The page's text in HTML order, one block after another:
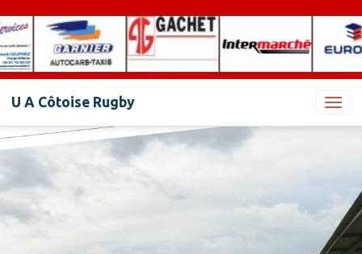
U A Côtoise Rugby